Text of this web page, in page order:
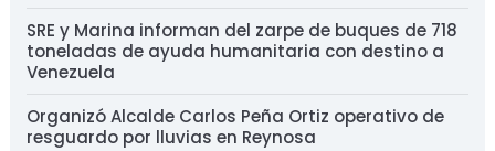
SRE y Marina informan del zarpe de buques de 718
toneladas de ayuda humanitaria con destino a
Venezuela
Organizó Alcalde Carlos Peña Ortiz operativo de
resguardo por lluvias en Reynosa